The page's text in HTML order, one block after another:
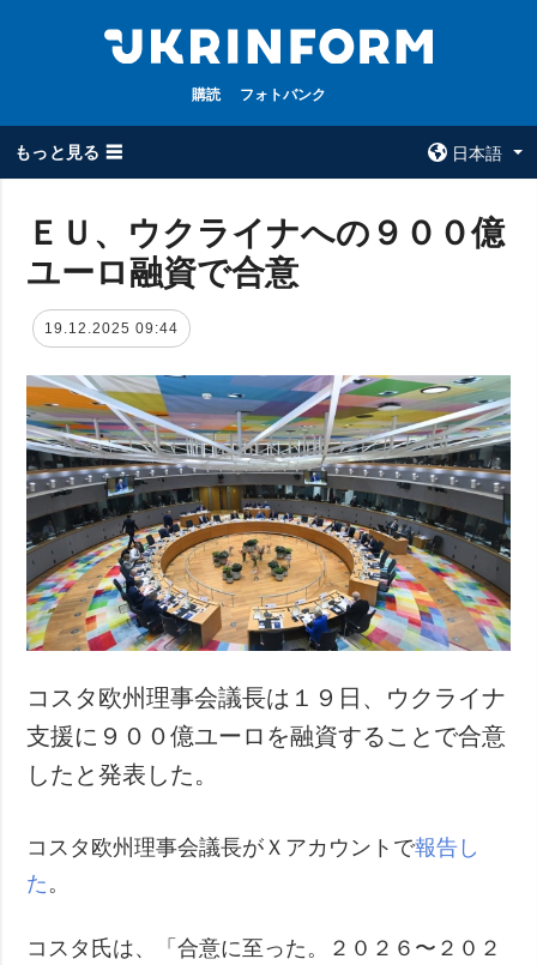
購読 フォトバンク
もっと見る ☰
日本語
全てのトピック
被占領地
政治
経済・復興
防衛
社会・文化
スポーツ
犯罪
事故・緊急事態
コンタクト
特集
インタビュー
写真
購読
フォトバンク
ＥＵ、ウクライナへの９００億
ユーロ融資で合意
19.12.2025 09:44
コスタ欧州理事会議長は１９日、ウクライナ
支援に９００億ユーロを融資することで合意
したと発表した。
コスタ欧州理事会議長がＸアカウントで報告し
た 。
コスタ氏は、「合意に至った。２０２６〜２０２